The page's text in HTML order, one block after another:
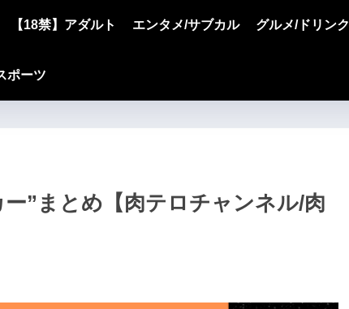
【18禁】アダルト エンタメ/サブカル グルメ/ドリンク
ポーツ
”まとめ【肉テロチャンネル/肉